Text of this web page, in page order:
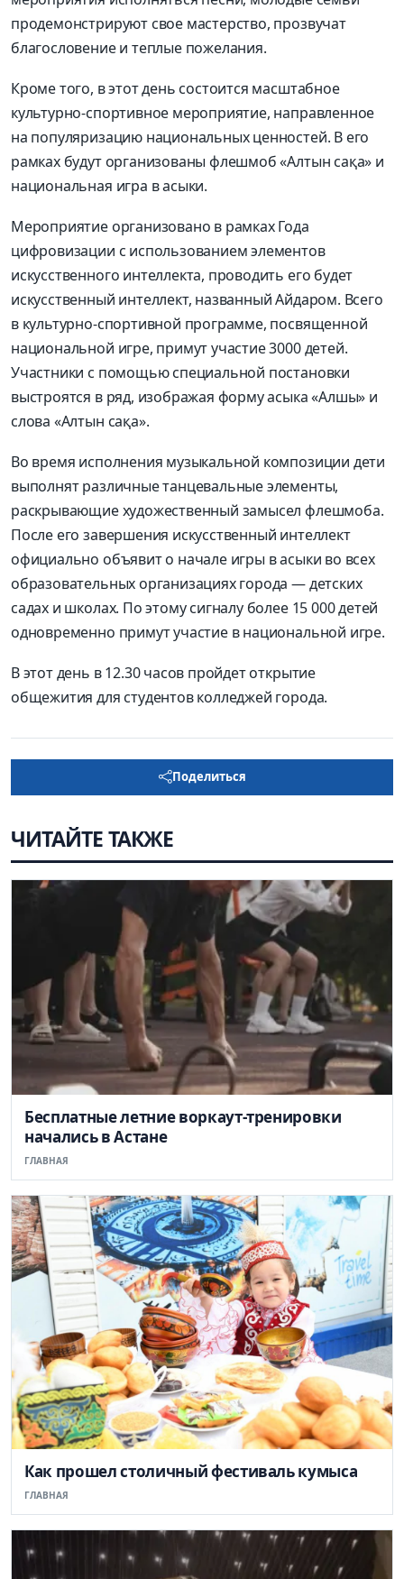
продемонстрируют свое мастерство, прозвучат
благословение и теплые пожелания.
Кроме того, в этот день состоится масштабное
культурно-спортивное мероприятие, направленное
на популяризацию национальных ценностей. В его
рамках будут организованы флешмоб «Алтын сақа» и
национальная игра в асыки.
Мероприятие организовано в рамках Года
цифровизации с использованием элементов
искусственного интеллекта, проводить его будет
искусственный интеллект, названный Айдаром. Всего
в культурно-спортивной программе, посвященной
национальной игре, примут участие 3000 детей.
Участники с помощью специальной постановки
выстроятся в ряд, изображая форму асыка «Алшы» и
слова «Алтын сақа».
Во время исполнения музыкальной композиции дети
выполнят различные танцевальные элементы,
раскрывающие художественный замысел флешмоба.
После его завершения искусственный интеллект
официально объявит о начале игры в асыки во всех
образовательных организациях города — детских
садах и школах. По этому сигналу более 15 000 детей
одновременно примут участие в национальной игре.
В этот день в 12.30 часов пройдет открытие
общежития для студентов колледжей города.
Поделиться
ЧИТАЙТЕ ТАКЖЕ
Бесплатные летние воркаут-тренировки
начались в Астане
ГЛАВНАЯ
Как прошел столичный фестиваль кумыса
ГЛАВНАЯ